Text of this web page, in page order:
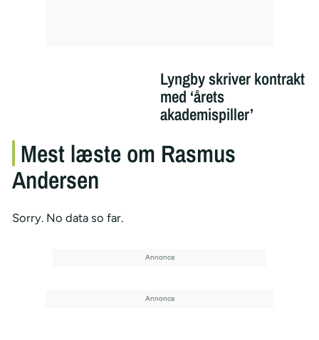
Lyngby skriver kontrakt
med ‘årets
akademispiller’
Mest læste om Rasmus
Andersen
Sorry. No data so far.